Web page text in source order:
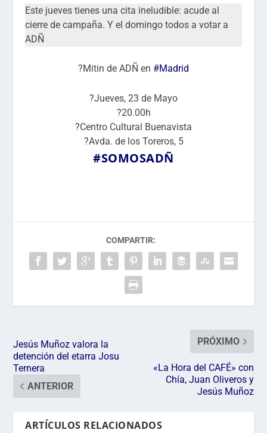
Este jueves tienes una cita ineludible: acude al
cierre de campaña. Y el domingo todos a votar a
ADÑ
?Mitin de ADÑ en #Madrid
?️Jueves, 23 de Mayo
?20.00h
?Centro Cultural Buenavista
?Avda. de los Toreros, 5
#SOMOSADÑ
COMPARTIR:
Jesús Muñoz valora la
detención del etarra Josu
Ternera
ANTERIOR
PRÓXIMO
«La Hora del CAFÉ» con
Chía, Juan Oliveros y
Jesús Muñoz
ARTÍCULOS RELACIONADOS